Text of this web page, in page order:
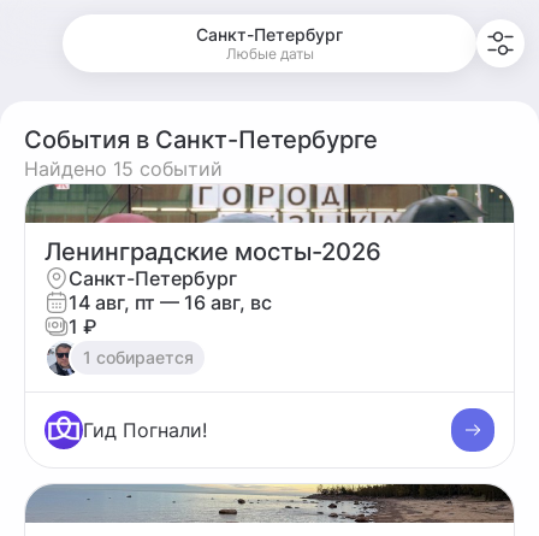
Санкт-Петербург
Любые даты
События в Санкт-Петербурге
Найдено 15 событий
Ленинградские мосты-2026
Санкт-Петербург
14 авг, пт — 16 авг, вс
1 ₽
1 собирается
Гид Погнали!